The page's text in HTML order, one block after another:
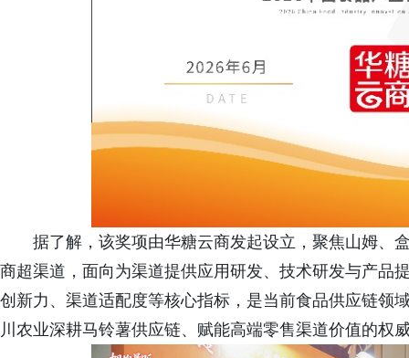
据了解，该奖项由华糖云商发起设立，聚焦山姆、
商超渠道，面向为渠道提供应用研发、技术研发与产品
创新力、渠道适配度等核心指标，是当前食品供应链领
川农业深耕马铃薯供应链、赋能高端零售渠道价值的权